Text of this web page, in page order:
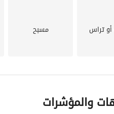
تراس مسبح
والمؤشرات